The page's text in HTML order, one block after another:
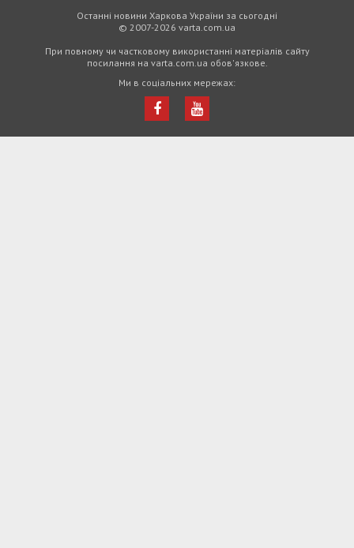
Останні новини Харкова України за сьогодні
© 2007-2026 varta.com.ua
При повному чи частковому використанні матеріалів сайту
посилання на varta.com.ua обов'язкове.
Ми в соціальних мережах: